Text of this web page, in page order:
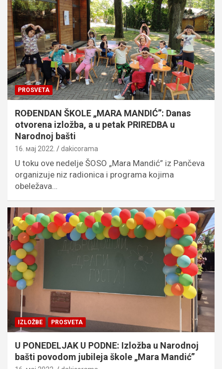
PROSVETA
ROĐENDAN ŠKOLE „MARA MANDIĆ”: Danas
otvorena izložba, a u petak PRIREDBA u
Narodnoj bašti
16. мај 2022. dakicorama
U toku ove nedelje ŠOSO „Mara Mandić” iz Pančeva
organizuje niz radionica i programa kojima
obeležava…
IZLOŽBE PROSVETA
U PONEDELJAK U PODNE: Izložba u Narodnoj
bašti povodom jubileja škole „Mara Mandić”